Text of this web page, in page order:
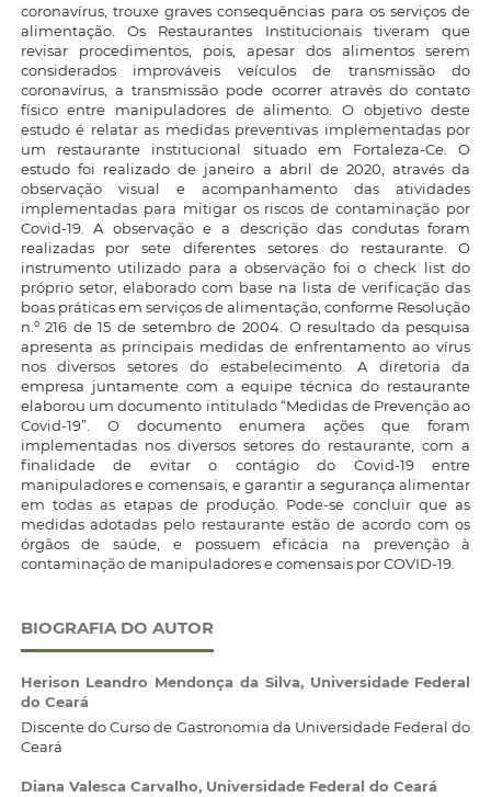
coronavírus, trouxe graves consequências para os serviços de
alimentação. Os Restaurantes Institucionais tiveram que
revisar procedimentos, pois, apesar dos alimentos serem
considerados improváveis veículos de transmissão do
coronavírus, a transmissão pode ocorrer através do contato
físico entre manipuladores de alimento. O objetivo deste
estudo é relatar as medidas preventivas implementadas por
um restaurante institucional situado em Fortaleza-Ce. O
estudo foi realizado de janeiro a abril de 2020, através da
observação visual e acompanhamento das atividades
implementadas para mitigar os riscos de contaminação por
Covid-19. A observação e a descrição das condutas foram
realizadas por sete diferentes setores do restaurante. O
instrumento utilizado para a observação foi o check list do
próprio setor, elaborado com base na lista de verificação das
boas práticas em serviços de alimentação, conforme Resolução
n.º 216 de 15 de setembro de 2004. O resultado da pesquisa
apresenta as principais medidas de enfrentamento ao vírus
nos diversos setores do estabelecimento. A diretoria da
empresa juntamente com a equipe técnica do restaurante
elaborou um documento intitulado “Medidas de Prevenção ao
Covid-19”. O documento enumera ações que foram
implementadas nos diversos setores do restaurante, com a
finalidade de evitar o contágio do Covid-19 entre
manipuladores e comensais, e garantir a segurança alimentar
em todas as etapas de produção. Pode-se concluir que as
medidas adotadas pelo restaurante estão de acordo com os
órgãos de saúde, e possuem eficácia na prevenção à
contaminação de manipuladores e comensais por COVID-19.
BIOGRAFIA DO AUTOR
Herison Leandro Mendonça da Silva, Universidade Federal
do Ceará
Discente do Curso de Gastronomia da Universidade Federal do
Ceará
Diana Valesca Carvalho, Universidade Federal do Ceará